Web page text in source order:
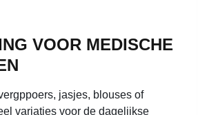
VOOR MEDISCHE
jasjes, blouses of
variaties voor de dagelijkse